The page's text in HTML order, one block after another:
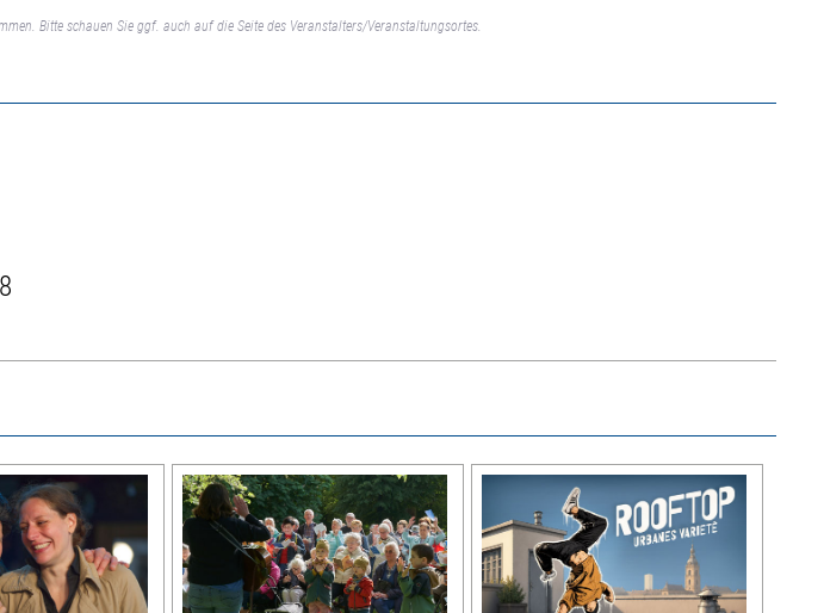
Bitte schauen Sie ggf. auch auf die Seite des Veranstalters/Veranstaltungsortes.